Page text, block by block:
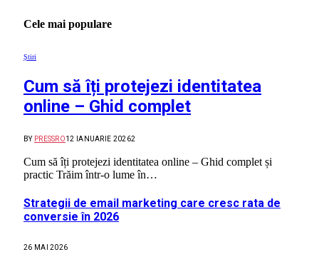
Cele mai populare
Știri
Cum să îți protejezi identitatea
online – Ghid complet
BY PRESSRO12 IANUARIE 20262
Cum să îți protejezi identitatea online – Ghid complet și
practic Trăim într-o lume în…
Strategii de email marketing care cresc rata de
conversie în 2026
26 MAI 2026